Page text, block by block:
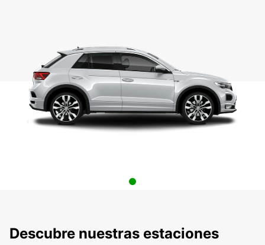
Descubre nuestras estaciones